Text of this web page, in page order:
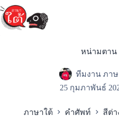
Skip
to
content
หน่ามตาน
ทีมงาน ภาษ
25 กุมภาพันธ์
ภาษาใต้ คำศัพท์ สีต่า